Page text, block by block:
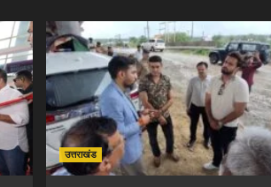
उत्तराखंड